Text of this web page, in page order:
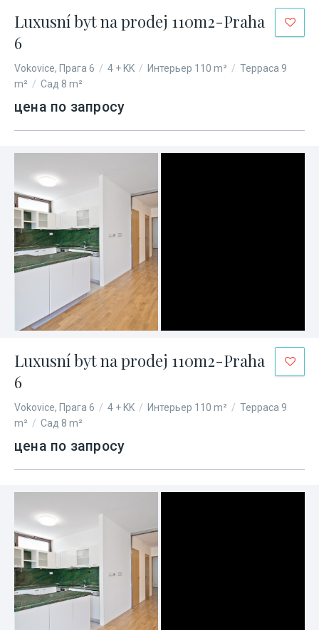
Luxusní byt na prodej 110m2-Praha
6
Vokovice, Прага 6 / 4 + KK / Интерьер 110 m² / Терраса 9
m² / Сад 8 m²
цена по запросу
Luxusní byt na prodej 110m2-Praha
6
Vokovice, Прага 6 / 4 + KK / Интерьер 110 m² / Терраса 9
m² / Сад 8 m²
цена по запросу